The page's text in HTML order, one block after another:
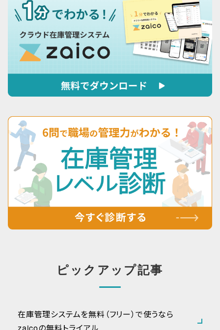
ピックアップ記事
在庫管理システムを無料（フリー）で使うなら
zaicoの無料トライアル